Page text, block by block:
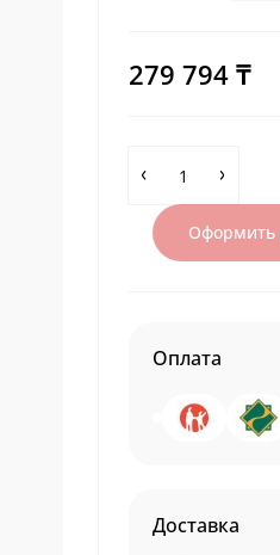
279 794 ₸
Оформить
Оплата
Доставка